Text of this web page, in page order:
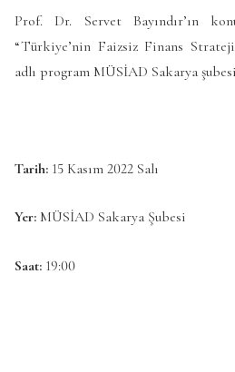
Prof. Dr. Servet Bayındır’ın
“Türkiye’nin Faizsiz Finans
adlı program MÜSİAD Sakarya
Tarih: 15 Kasım 2022 Salı
Yer: MÜSİAD Sakarya Şubesi
Saat: 19:00